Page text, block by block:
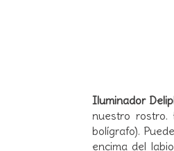
Iluminador
nuestro rostro.
bolígrafo).
encima del